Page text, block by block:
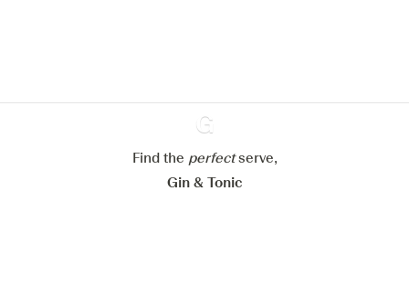
Ginventory
Find the perfectserve,
Gin & Tonic
Paramétrer mes cookies
Refuser tout Accepter tout